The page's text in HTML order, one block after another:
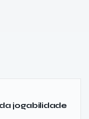
jogabilidade